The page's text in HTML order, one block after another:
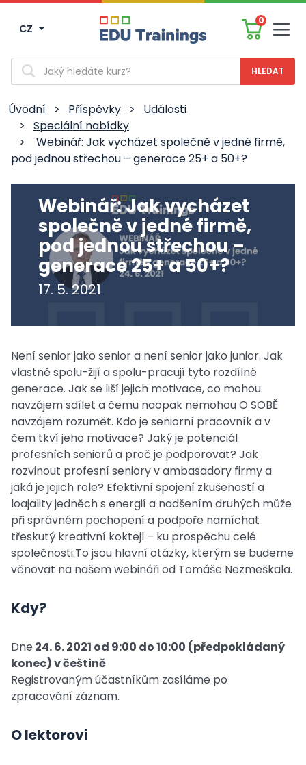
CZ
0
Vyhledávání
Úvodní > Příspěvky >
Události
>
Speciální nabídky
>
Webinář: Jak vycházet společně v jedné firmě,
pod jednou střechou – generace 25+ a 50+?
Webinář: Jak vycházet
společně v jedné firmě,
pod jednou střechou –
generace 25+ a 50+?
17. 5. 2021
Není senior jako senior a není senior jako junior. Jak
vlastně spolu-žijí a spolu-pracují tyto rozdílné
generace. Jak se liší jejich motivace, co mohou
navzájem sdílet a čemu naopak nemohou O SOBĚ
navzájem rozumět. Kdo je seniorní pracovník a v
čem tkví jeho motivace? Jaký je potenciál
profesních seniorů a proč je podporovat? Jak
rozvinout profesní seniory v ambasadory firmy a
jaká je jejich role? Efektivní spojení zkušeností a
loajality jedněch s energií a nadšením druhých může
při správném pochopení a podpoře namíchat
třeskutý kreativní koktejl – ku prospěchu celé
společnosti.To jsou hlavní otázky, kterým se budeme
věnovat na našem webináři od Tomáše Nezmeškala.
Kdy?
Dne 24. 6. 2021 od 9:00 do 10:00 (předpokládaný
konec) v češtině
Registrovaným účastníkům zasíláme po
zpracování záznam.
O lektorovi